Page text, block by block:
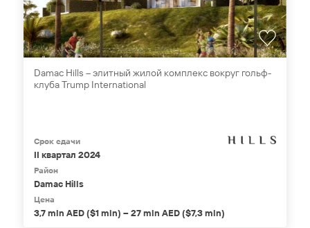
Damac Hills – элитный жилой комплекс вокруг гольф-
клуба Trump International
Срок сдачи
II квартал 2024
Район
Damac Hills
Цена
3,7 mln AED ($1 mln) – 27 mln AED ($7,3 mln)